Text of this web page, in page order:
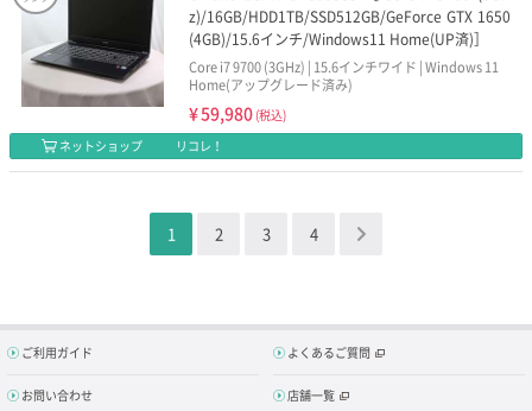
z)/16GB/HDD1TB/SSD512GB/GeForce GTX 1650
(4GB)/15.6インチ/Windows11 Home(UP済)］
Core i7 9700 (3GHz) | 15.6インチワイド | Windows 11
Home(アップグレード済み)
¥59,980 (税込)
ネットショップ
リコレ！
1 2 3 4 ＞
ご利用ガイド よくあるご質問
お問い合わせ 店舗一覧